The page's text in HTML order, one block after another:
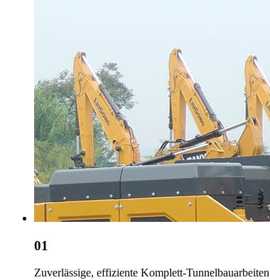
01
Zuverlässige, effiziente Komplett-Tunnelbauarbeiten